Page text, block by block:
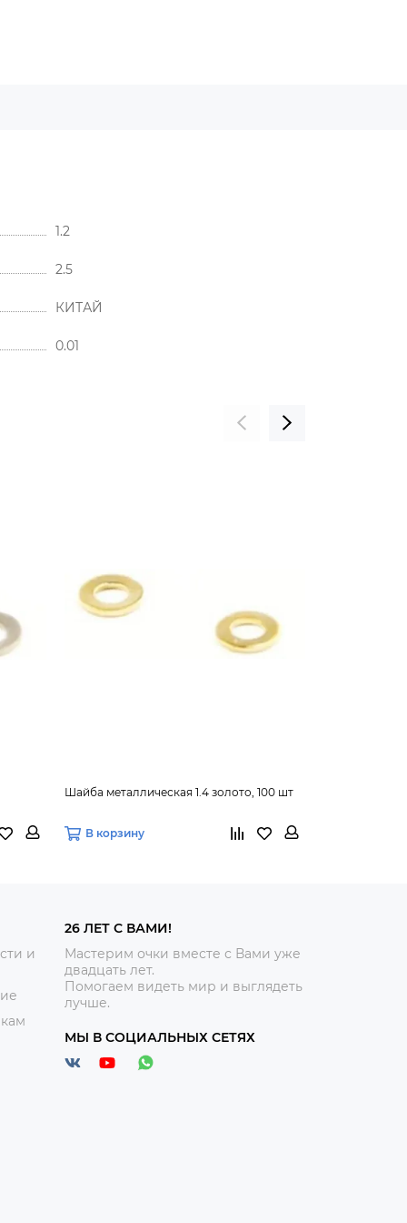
1.2
2.5
КИТАЙ
0.01
Шайба металлическая 1.4 золото, 100 шт
В корзину
и
26 ЛЕТ С ВАМИ!
Мастерим очки вместе с Вами уже
двадцать лет.
Помогаем видеть мир и выглядеть
лучше.
МЫ В СОЦИАЛЬНЫХ СЕТЯХ